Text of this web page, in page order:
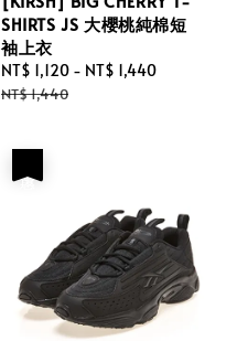
SHIRTS JS 大櫻桃純棉短
袖上衣
Sale
price
NT$ 1,120 - NT$ 1,440
NT$ 1,440